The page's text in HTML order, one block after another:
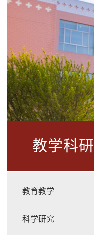
教学科研
教育教学
科学研究